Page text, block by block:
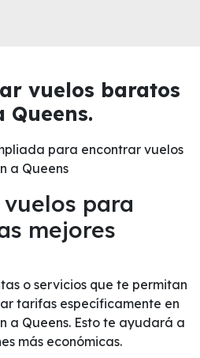
vuelos baratos
para encontrar vuelos
a Queens
para
mejores
o servicios que te permitan
tarifas específicamente en
a Queens. Esto te ayudará a
más económicas.